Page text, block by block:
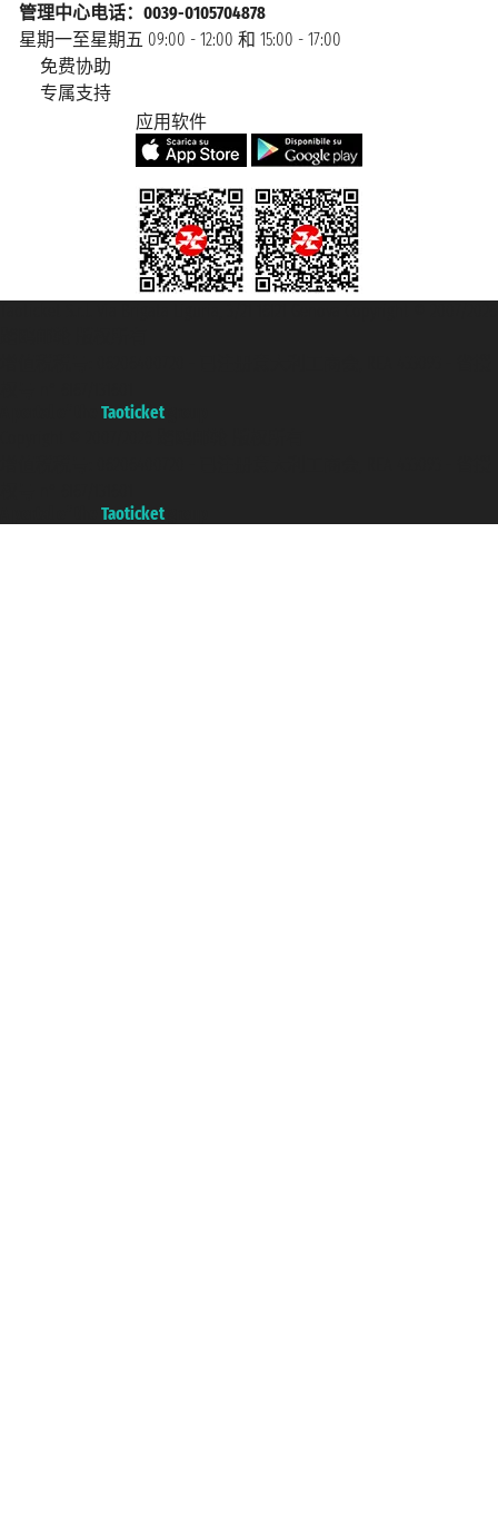
管理中心电话：0039-0105704878
星期一至星期五 09:00 - 12:00 和 15:00 - 17:00
免费协助
专属支持
应用软件
Taoticket
Taoticket